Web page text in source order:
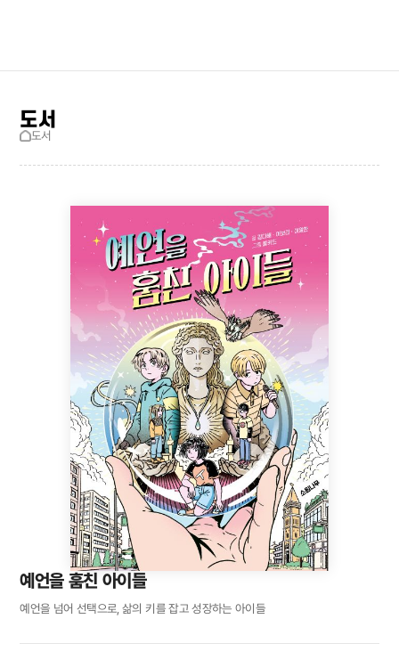
도서
도서
예언을 훔친 아이들
예언을 넘어 선택으로, 삶의 키를 잡고 성장하는 아이들